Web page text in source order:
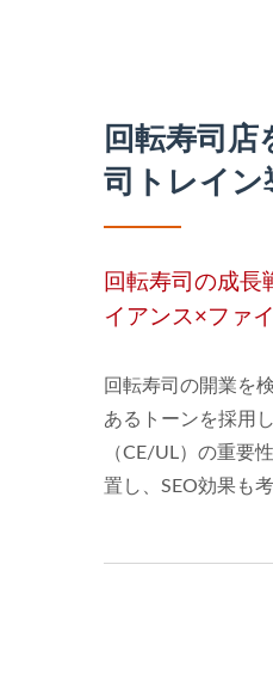
回転寿司
司トレイン
回転寿司の成長
イアンス×ファ
回転寿司の開業を
あるトーンを採用
（CE/UL）の重要
置し、SEO効果も